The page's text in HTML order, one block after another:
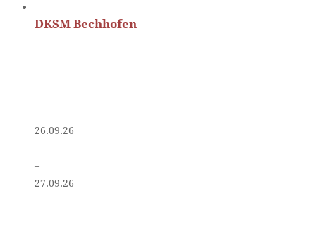
DKSM Bechhofen
26.09.26
–
27.09.26